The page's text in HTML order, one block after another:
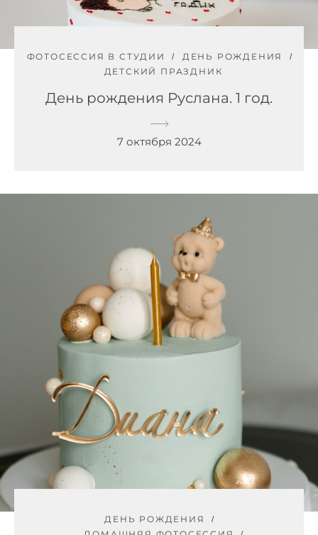
ФОТОСЕССИЯ В СТУДИИ
ДЕНЬ РОЖДЕНИЯ
ДЕТСКИЙ ПРАЗДНИК
День рождения Руслана. 1 год.
7 октября 2024
ДЕНЬ РОЖДЕНИЯ